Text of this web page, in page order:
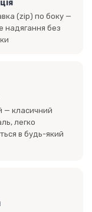
(zip) по боку —
надягання без
— класичний
легко
в будь-який